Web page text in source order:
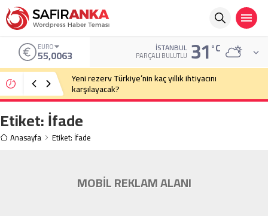
EURO
55,0063 İSTANBUL
PARÇALI BULUTLU 31°C
Yeni rezerv Türkiye’nin kaç yıllık ihtiyacını
karşılayacak?
Etiket:İfade
Anasayfa Etiket: İfade
MOBİL REKLAM ALANI